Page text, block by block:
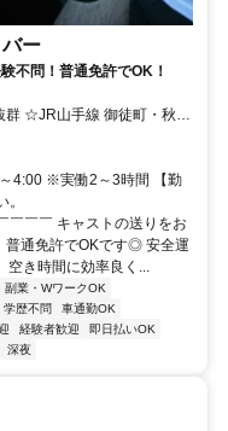
ー
不問！普通免許でOK！
葉
塚・巣鴨・西日暮里・日暮
・新宿 ☆メトロ千
・亀有・新御茶ノ水・大
4:00 ※実働2～3時間 【勤
￣￣ キャストの送りをお
普通免許でOKです◎ 安全運
空き時間に効率良く...
副業・WワークOK
学歴不問
車通勤OK
経験者歓迎
即日払いOK
深夜